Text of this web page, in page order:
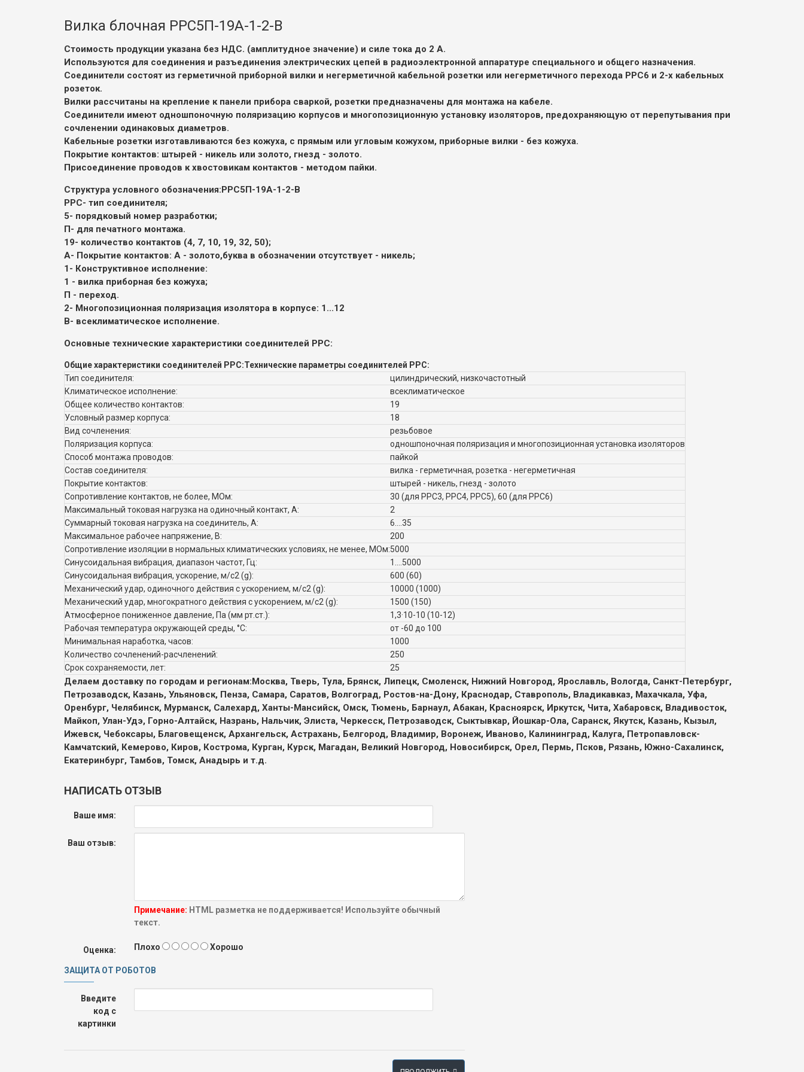
Вилка блочная РРС5П-19А-1-2-В
Стоимость продукции указана без НДС. (амплитудное значение) и силе тока до 2 А.
Используются для соединения и разъединения электрических цепей в радиоэлектронной аппаратуре специального и общего назначения.
Соединители состоят из герметичной приборной вилки и негерметичной кабельной розетки или негерметичного перехода РРС6 и 2-х кабельных
розеток.
Вилки рассчитаны на крепление к панели прибора сваркой, розетки предназначены для монтажа на кабеле.
Соединители имеют одношпоночную поляризацию корпусов и многопозиционную установку изоляторов, предохраняющую от перепутывания при
сочленении одинаковых диаметров.
Кабельные розетки изготавливаются без кожуха, с прямым или угловым кожухом, приборные вилки - без кожуха.
Покрытие контактов: штырей - никель или золото, гнезд - золото.
Присоединение проводов к хвостовикам контактов - методом пайки.
Структура условного обозначения:РРС5П-19А-1-2-В
РРС- тип соединителя;
5- порядковый номер разработки;
П- для печатного монтажа.
19- количество контактов (4, 7, 10, 19, 32, 50);
А- Покрытие контактов: А - золото,буква в обозначении отсутствует - никель;
1 - Конструктивное исполнение:
1 - вилка приборная без кожуха;
П - переход.
2- Многопозиционная поляризация изолятора в корпусе: 1...12
В- всеклиматическое исполнение.
Основные технические характеристики соединителей РРС:
Общие характеристики соединителей РРС:Технические параметры соединителей РРС:
Тип соединителя:
цилиндрический, низкочастотный
Климатическое исполнение:
всеклиматическое
Общее количество контактов:
19
Условный размер корпуса:
18
Вид сочленения:
резьбовое
Поляризация корпуса:
одношпоночная поляризация и многопозиционная установка изоляторов
Способ монтажа проводов:
пайкой
Состав соединителя:
вилка - герметичная, розетка - негерметичная
Покрытие контактов:
штырей - никель, гнезд - золото
Сопротивление контактов, не более, МОм:
30 (для РРС3, РРС4, РРС5), 60 (для РРС6)
Максимальный токовая нагрузка на одиночный контакт, А:
2
Суммарный токовая нагрузка на соединитель, А:
6....35
Максимальное рабочее напряжение, В:
200
Сопротивление изоляции в нормальных климатических условиях, не менее, МОм:5000
Синусоидальная вибрация, диапазон частот, Гц:
1....5000
Синусоидальная вибрация, ускорение, м/с2 (g):
600 (60)
Механический удар, одиночного действия с ускорением, м/с2 (g):
10000 (1000)
Механический удар, многократного действия с ускорением, м/с2 (g):
1500 (150)
Атмосферное пониженное давление, Па (мм рт.ст.):
1,3·10-10 (10-12)
Рабочая температура окружающей среды, °C:
от -60 до 100
Минимальная наработка, часов:
1000
Количество сочленений-расчленений:
250
Срок сохраняемости, лет:
25
Делаем доставку по городам и регионам:Москва, Тверь, Тула, Брянск, Липецк, Смоленск, Нижний Новгород, Ярославль, Вологда, Санкт-Петербург,
Петрозаводск, Казань, Ульяновск, Пенза, Самара, Саратов, Волгоград, Ростов-на-Дону, Краснодар, Ставрополь, Владикавказ, Махачкала, Уфа,
Оренбург, Челябинск, Мурманск, Салехард, Ханты-Мансийск, Омск, Тюмень, Барнаул, Абакан, Красноярск, Иркутск, Чита, Хабаровск, Владивосток,
Майкоп, Улан-Удэ, Горно-Алтайск, Назрань, Нальчик, Элиста, Черкесск, Петрозаводск, Сыктывкар, Йошкар-Ола, Саранск, Якутск, Казань, Кызыл,
Ижевск, Чебоксары, Благовещенск, Архангельск, Астрахань, Белгород, Владимир, Воронеж, Иваново, Калининград, Калуга, Петропавловск-
Камчатский, Кемерово, Киров, Кострома, Курган, Курск, Магадан, Великий Новгород, Новосибирск, Орел, Пермь, Псков, Рязань, Южно-Сахалинск,
Екатеринбург, Тамбов, Томск, Анадырь и т.д.
НАПИСАТЬ ОТЗЫВ
Ваше имя:
Ваш отзыв:
Примечание: HTML разметка не поддерживается! Используйте обычный
текст.
Оценка: Плохо Хорошо
ЗАЩИТА ОТ РОБОТОВ
Введите
код с
картинки